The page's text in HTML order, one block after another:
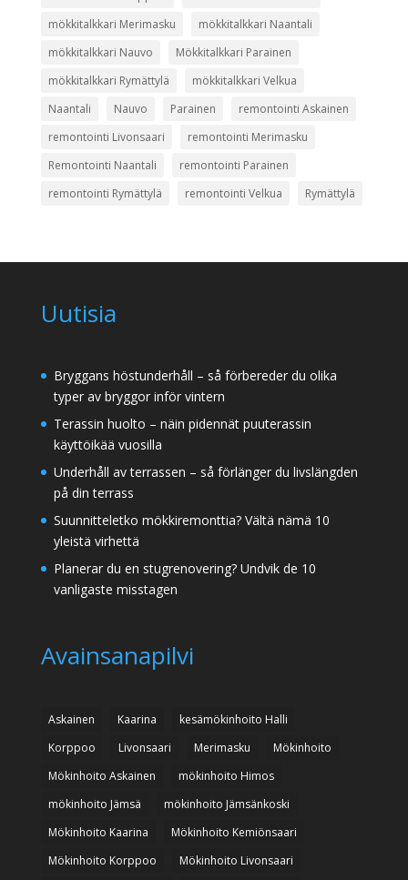
mökkitalkkari Merimasku
mökkitalkkari Naantali
mökkitalkkari Nauvo
Mökkitalkkari Parainen
mökkitalkkari Rymättylä
mökkitalkkari Velkua
Naantali
Nauvo Parainen
remontointi Askainen
remontointi Livonsaari
remontointi Merimasku
Remontointi Naantali
remontointi Parainen
remontointi Rymättylä
remontointi Velkua Rymättylä
Uutisia
Bryggans höstunderhåll – så förbereder du olika
typer av bryggor inför vintern
Terassin huolto – näin pidennät puuterassin
käyttöikää vuosilla
Underhåll av terrassen – så förlänger du livslängden
på din terrass
Suunnitteletko mökkiremonttia? Vältä nämä 10
yleistä virhettä
Planerar du en stugrenovering? Undvik de 10
vanligaste misstagen
Avainsanapilvi
Askainen Kaarina
kesämökinhoito Halli
Korppoo
Livonsaari Merimasku
Mökinhoito
Mökinhoito Askainen
mökinhoito Himos
mökinhoito Jämsä
mökinhoito Jämsänkoski
Mökinhoito Kaarina
Mökinhoito Kemiönsaari
Mökinhoito Korppoo
Mökinhoito Livonsaari